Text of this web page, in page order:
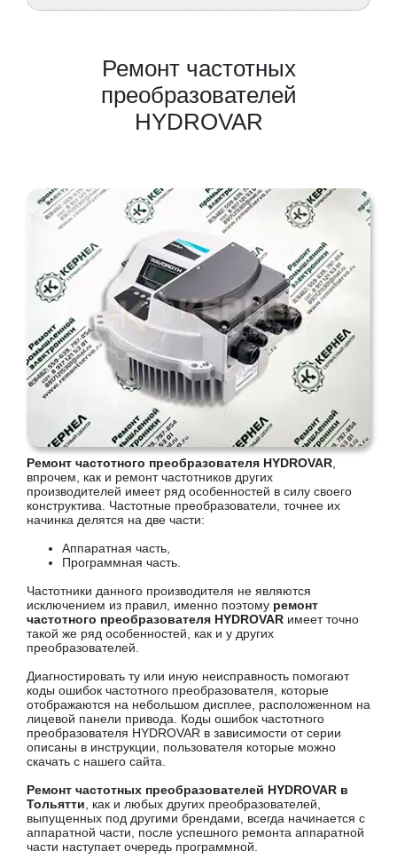
Ремонт частотных
преобразователей
HYDROVAR
Ремонт частотного преобразователя HYDROVAR
впрочем, как и ремонт частотников других
производителей имеет ряд особенностей в силу своего
конструктива. Частотные преобразователи, точнее их
начинка делятся на две части:
Аппаратная часть,
Программная часть.
Частотники данного производителя не являются
исключением из правил, именно поэтому ремонт
частотного преобразователя HYDROVAR имеет точно
такой же ряд особенностей, как и у других
преобразователей.
Диагностировать ту или иную неисправность помогают
коды ошибок частотного преобразователя, которые
отображаются на небольшом дисплее, расположенном на
лицевой панели привода. Коды ошибок частотного
преобразователя HYDROVAR в зависимости от серии
описаны в инструкции, пользователя которые можно
скачать с нашего сайта.
Ремонт частотных преобразователей HYDROVAR в
Тольятти , как и любых других преобразователей,
выпущенных под другими брендами, всегда начинается с
аппаратной части, после успешного ремонта аппаратной
части наступает очередь программной.